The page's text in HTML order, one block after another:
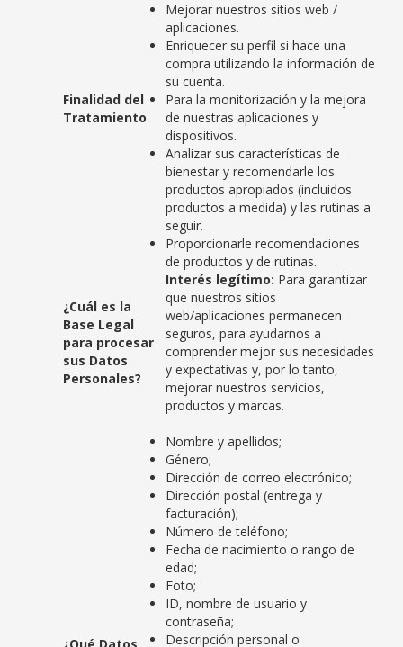
Finalidad del
Tratamiento
Mejorar nuestros sitios web /
aplicaciones.
Enriquecer su perfil si hace una
compra utilizando la información de
su cuenta.
Para la monitorización y la mejora
de nuestras aplicaciones y
dispositivos.
Analizar sus características de
bienestar y recomendarle los
productos apropiados (incluidos
productos a medida) y las rutinas a
seguir.
Proporcionarle recomendaciones
de productos y de rutinas.
¿Cuál es la
Base Legal
para procesar
sus Datos
Personales?
Interés legítimo: Para garantizar
que nuestros sitios
web/aplicaciones permanecen
seguros, para ayudarnos a
comprender mejor sus necesidades
y expectativas y, por lo tanto,
mejorar nuestros servicios,
productos y marcas.
Nombre y apellidos;
Género;
Dirección de correo electrónico;
Dirección postal (entrega y
facturación);
Número de teléfono;
Fecha de nacimiento o rango de
edad;
Foto;
ID, nombre de usuario y
contraseña;
Descripción personal o